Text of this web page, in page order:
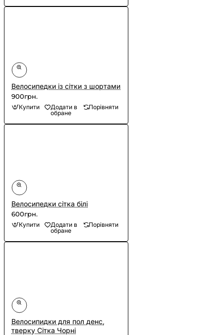
Велосипедки із сітки з шортами
900грн.
Купити
Додати в
обране
Порівняти
Велосипедки сітка білі
600грн.
Купити
Додати в
обране
Порівняти
Велосипидки для пол денс,
тверку Сітка Чорні